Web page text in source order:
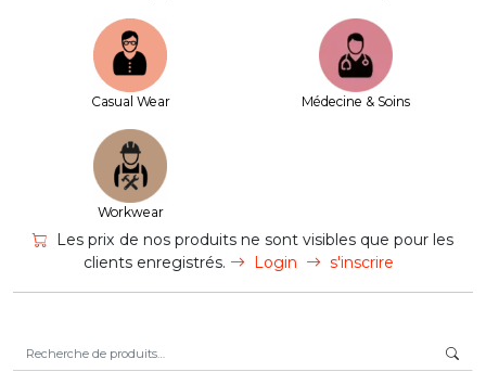
Casual Wear Médecine & Soins
Workwear
Les prix de nos produits ne sont visibles que pour les
clients enregistrés.
Login s'inscrire